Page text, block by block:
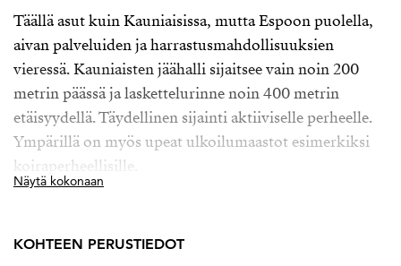
Täällä asut kuin Kauniaisissa, mutta Espoon puolella,
aivan palveluiden ja harrastusmahdollisuuksien
vieressä. Kauniaisten jäähalli sijaitsee vain noin 200
metrin päässä ja laskettelurinne noin 400 metrin
etäisyydellä. Täydellinen sijainti aktiiviselle perheelle.
Ympärillä on myös upeat ulkoilumaastot esimerkiksi
koiraperheellisille.
Alakerrassa on runsaasti kodinhoito ja säilytystilaa,
Näytä kokonaan
KOHTEEN PERUSTIEDOT